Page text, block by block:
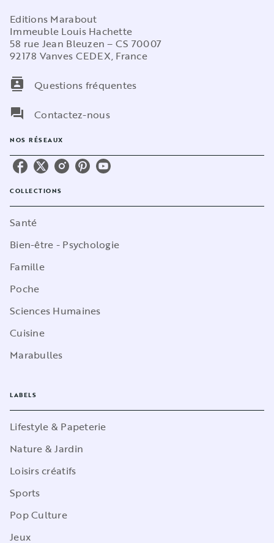
Editions Marabout
Immeuble Louis Hachette
58 rue Jean Bleuzen – CS 70007
92178 Vanves CEDEX, France
contacts
Questions fréquentes
question_answer
Contactez-nous
NOS RÉSEAUX
COLLECTIONS
Santé
Bien-être - Psychologie
Famille
Poche
Sciences Humaines
Cuisine
Marabulles
LABELS
Lifestyle & Papeterie
Nature & Jardin
Loisirs créatifs
Sports
Pop Culture
Jeux